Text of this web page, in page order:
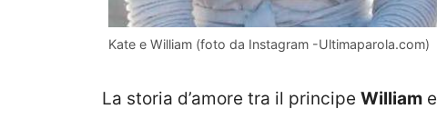
Kate e William (foto da Instagram -Ultimaparola.com)
La storia d’amore tra il principe William e